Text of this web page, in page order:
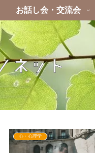
お話し会・交流会
心・心理学